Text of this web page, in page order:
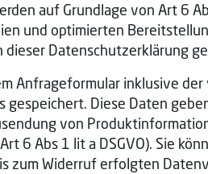
auf Grundlage von Art 6
und optimierten
dieser Datenschutzerklärung
Anfrageformular inklusive
Diese Daten
von
6 Abs 1 lit a DSGVO). Sie
zum Widerruf erfolgten